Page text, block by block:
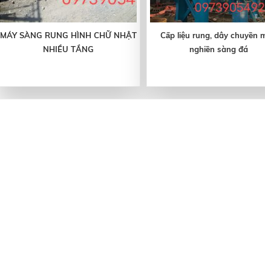
MÁY SÀNG RUNG HÌNH CHỮ NHẬT
NHIỀU TẦNG
Cấp liệu rung, dây chuyền
nghiền sàng đá